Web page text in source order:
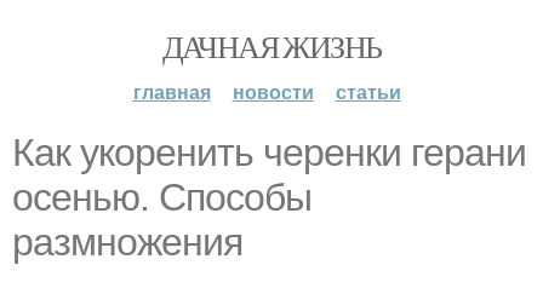
ДАЧНАЯ ЖИЗНЬ
главная новости статьи
Как укоренить черенки герани
осенью. Способы
размножения